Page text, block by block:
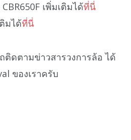
เพิ่มเติมได้ที่นี่
มได้ที่นี่
ติดตามข่าวสารวงการล้อ ได้
ของเราครับ